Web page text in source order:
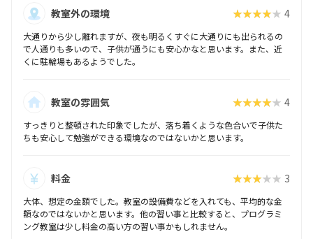
教室外の環境 ★★★★★ 4
大通りから少し離れますが、夜も明るくすぐに大通りにも出られるの
で人通りも多いので、子供が通うにも安心かなと思います。また、近
くに駐輪場もあるようでした。
教室の雰囲気 ★★★★★ 4
すっきりと整頓された印象でしたが、落ち着くような色合いで子供た
ちも安心して勉強ができる環境なのではないかと思います。
料金 ★★★★★ 3
大体、想定の金額でした。教室の設備費などを入れても、平均的な金
額なのではないかと思います。他の習い事と比較すると、プログラミ
ング教室は少し料金の高い方の習い事かもしれません。